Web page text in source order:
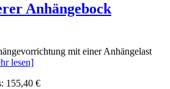
Anhängebock
mit einer Anhängelast
lesen]
155,40 €